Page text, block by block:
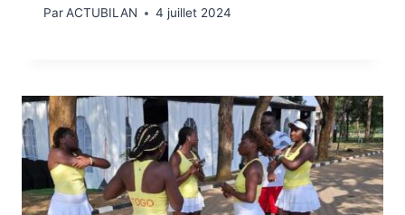
ParACTUBILAN 4 juillet 2024